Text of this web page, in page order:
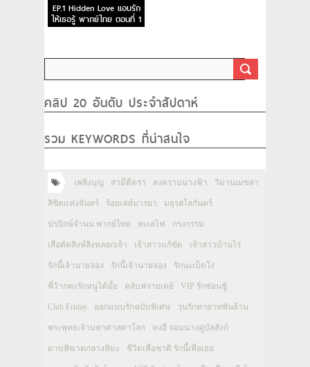
EP.1 Hidden Love แอบรัก
ให้เธอรู้ พากย์ไทย ตอนที่ 1
คลิป 20 อันดับ ประจำสัปดาห์
รวม KEYWORDS ที่น่าสนใจ
เพลิงบุญ สามีตีตรา สงครามนางฟ้า วิมานเมขลา
ลิขิตแห่งจันทร์ ร้อยเล่ห์มารยา มธุรสโลกันตร์
ปรปักษ์จำนน พากย์ไทย ทะเลไฟ กรงกรรม
เสือตัดสิงห์ลิงหลอกเจ้า เจ้าสาวแก้ขัด เจ้าสาวบ้านไร่
รักนี้เจ้านายจอง รักนี้เจ้านายจอง รักนะเป็ดโง่
พี่ว้ากคะรักหนูได้มั้ย คลับฟรายเดย์ VIP รักซ่อนชู้
Club Friday ออกแบบรักฉบับพิเศษ วุ่นรักทายาทพันล้าน
พระพุทธเจ้ามหาศาสดาโลก ทงอี จอมนางคู่บัลลังก์
ดาบพิฆาตกลางหิมะ ชีวิตเพื่อชาติ รักนี้เพื่อเธอ